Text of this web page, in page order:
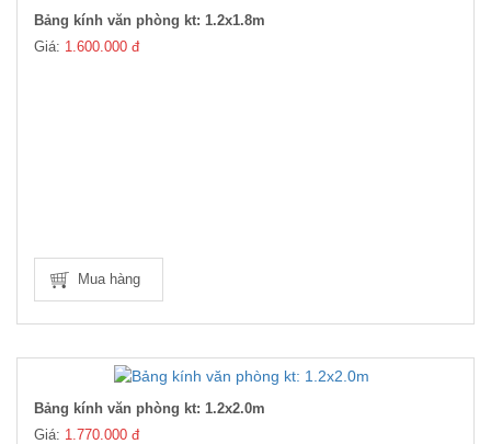
Bảng kính văn phòng kt: 1.2x1.8m
Giá: 1.600.000 đ
Mua hàng
Bảng kính văn phòng kt: 1.2x2.0m
Giá: 1.770.000 đ